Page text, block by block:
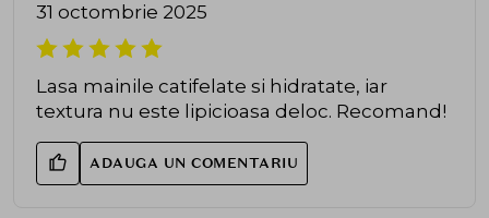
31 octombrie 2025
Lasa mainile catifelate si hidratate, iar
textura nu este lipicioasa deloc. Recomand!
ADAUGA UN COMENTARIU